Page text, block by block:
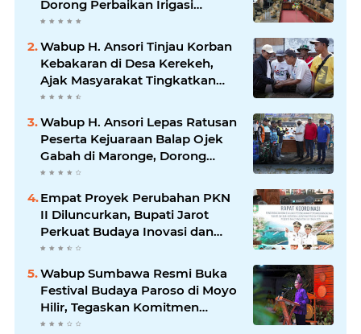
Dorong Perbaikan Irigasi
Waduk Mamak
Wabup H. Ansori Tinjau Korban
Kebakaran di Desa Kerekeh,
Ajak Masyarakat Tingkatkan
Kewaspadaan terhadap Instalasi
Listrik
Wabup H. Ansori Lepas Ratusan
Peserta Kejuaraan Balap Ojek
Gabah di Maronge, Dorong
Sportivitas dan Perputaran
Ekonomi Lokal
Empat Proyek Perubahan PKN
II Diluncurkan, Bupati Jarot
Perkuat Budaya Inovasi dan
Tata Kelola Pemerintahan
Wabup Sumbawa Resmi Buka
Festival Budaya Paroso di Moyo
Hilir, Tegaskan Komitmen
Pelestarian Budaya hingga